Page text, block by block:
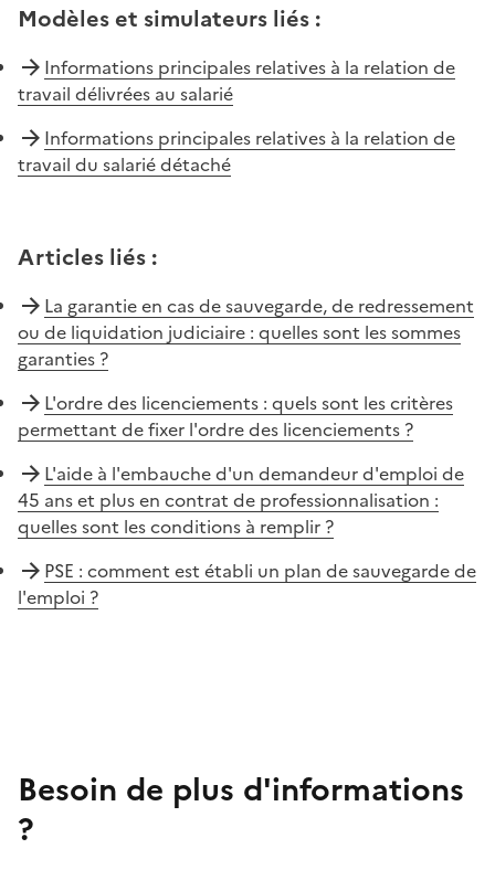
Modèles et simulateurs liés :
Informations principales relatives à la relation de
travail délivrées au salarié
Informations principales relatives à la relation de
travail du salarié détaché
Articles liés :
La garantie en cas de sauvegarde, de redressement
ou de liquidation judiciaire : quelles sont les sommes
garanties ?
L'ordre des licenciements : quels sont les critères
permettant de fixer l'ordre des licenciements ?
L'aide à l'embauche d'un demandeur d'emploi de
45 ans et plus en contrat de professionnalisation :
quelles sont les conditions à remplir ?
PSE : comment est établi un plan de sauvegarde de
l'emploi ?
Besoin de plus d'informations
?